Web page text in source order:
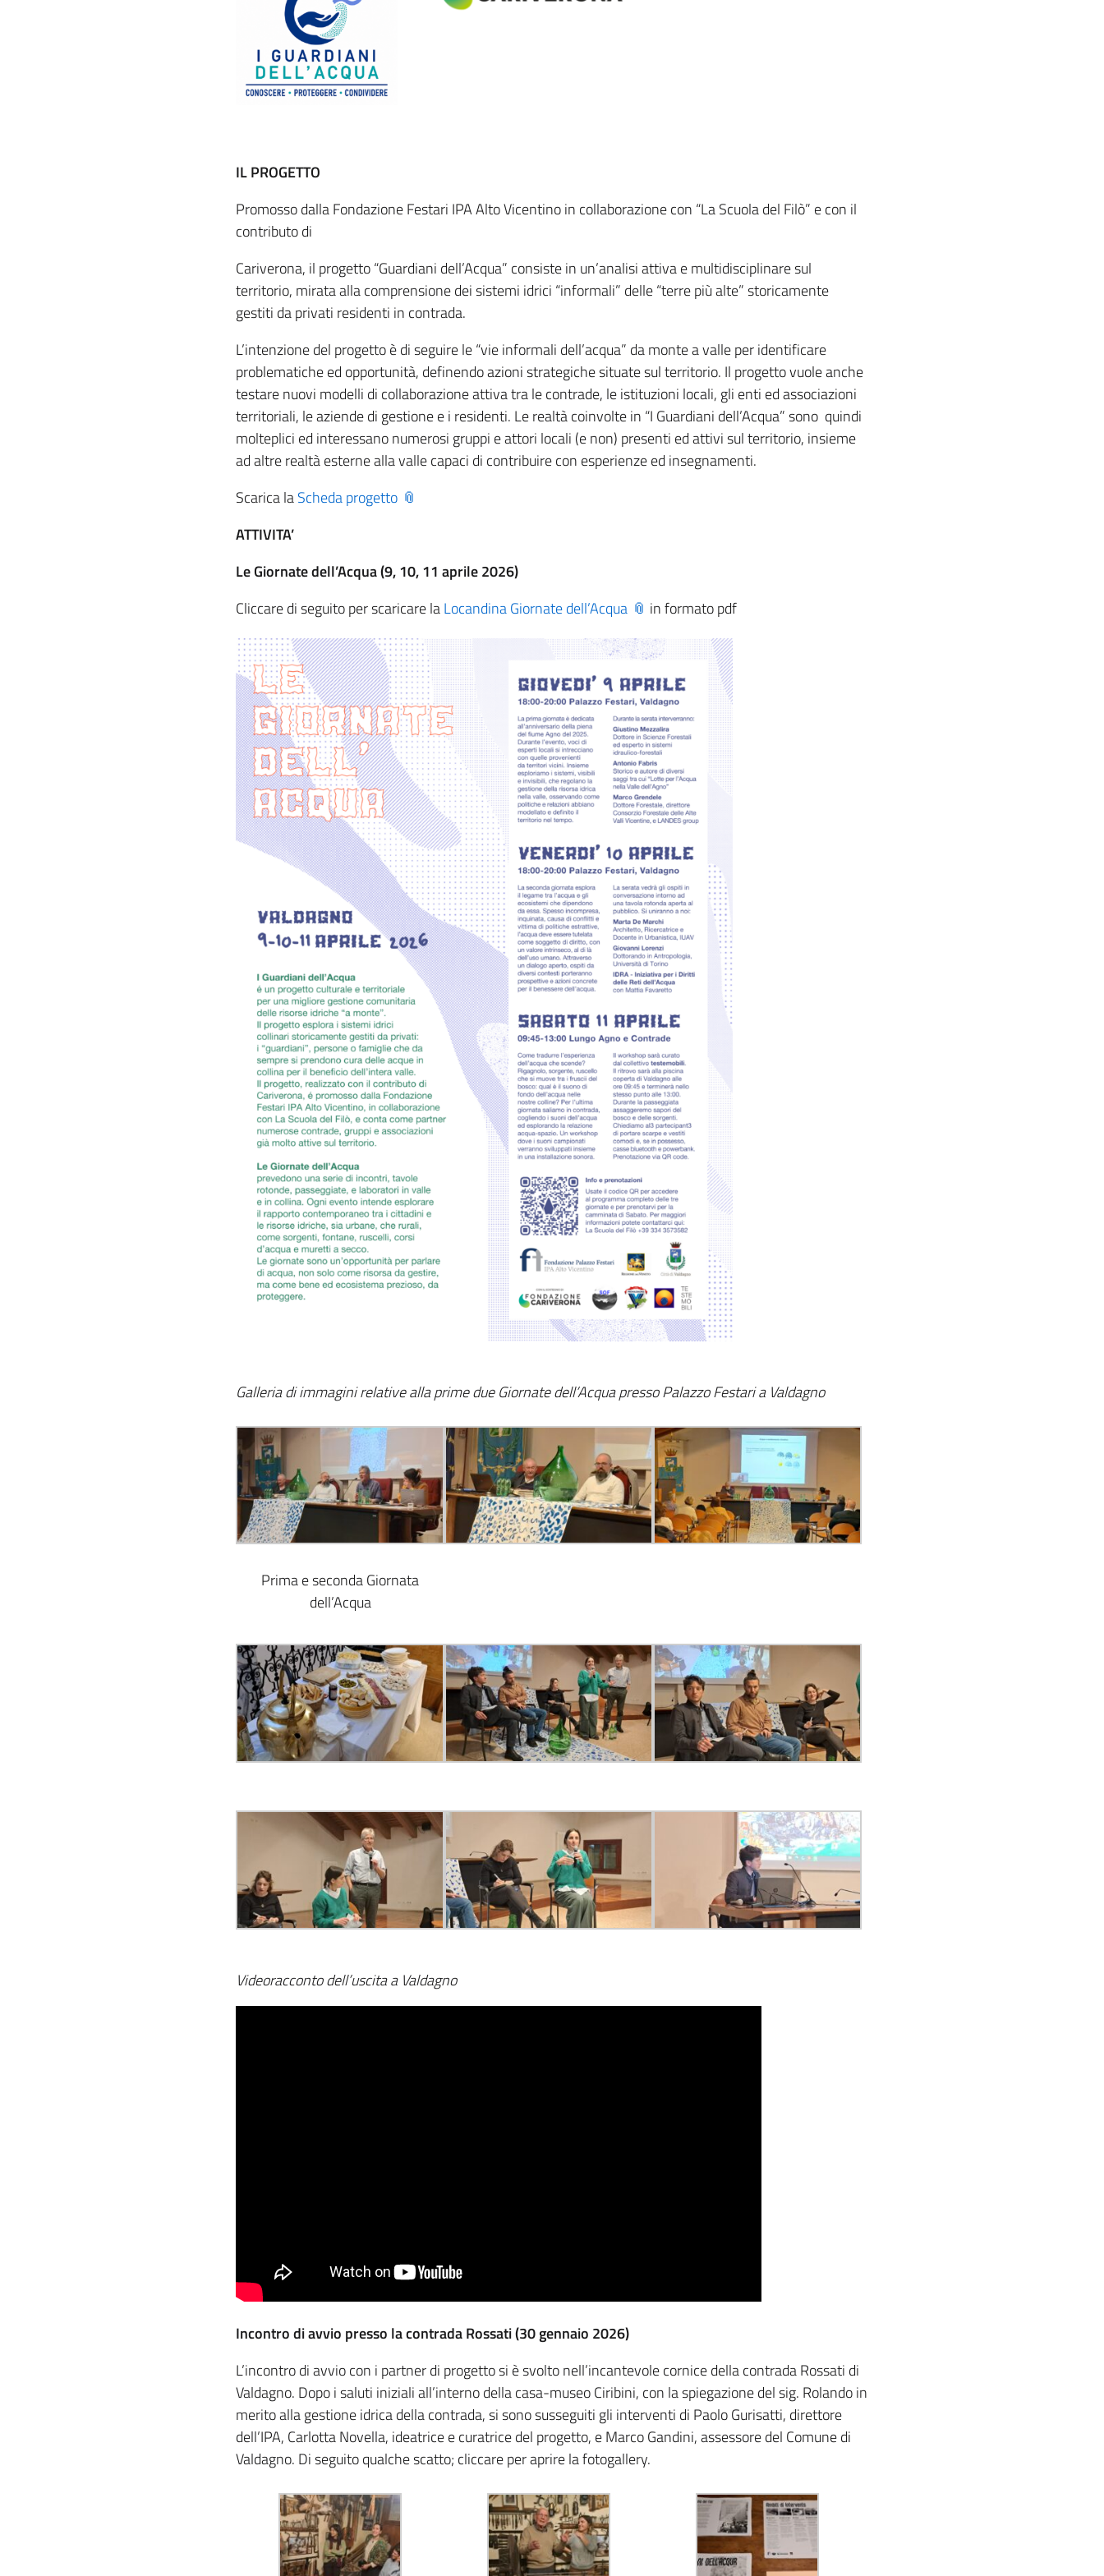
IL PROGETTO
Promosso dalla Fondazione Festari IPA Alto Vicentino in collaborazione con “La Scuola del Filò” e con il
contributo di
Cariverona, il progetto “Guardiani dell’Acqua” consiste in un’analisi attiva e multidisciplinare sul
territorio, mirata alla comprensione dei sistemi idrici “informali” delle “terre più alte” storicamente
gestiti da privati residenti in contrada.
L’intenzione del progetto è di seguire le “vie informali dell’acqua” da monte a valle per identificare
problematiche ed opportunità, definendo azioni strategiche situate sul territorio. Il progetto vuole anche
testare nuovi modelli di collaborazione attiva tra le contrade, le istituzioni locali, gli enti ed associazioni
territoriali, le aziende di gestione e i residenti. Le realtà coinvolte in “I Guardiani dell’Acqua” sono quindi
molteplici ed interessano numerosi gruppi e attori locali (e non) presenti ed attivi sul territorio, insieme
ad altre realtà esterne alla valle capaci di contribuire con esperienze ed insegnamenti.
Scarica laScheda progetto
ATTIVITA’
Le Giornate dell’Acqua (9, 10, 11 aprile 2026)
Cliccare di seguito per scaricare laLocandina Giornate dell’Acqua in formato pdf
Galleria di immagini relative alla prime due Giornate dell’Acqua presso Palazzo Festari a Valdagno
Prima e seconda Giornata
dell’Acqua
Videoracconto dell’uscita a Valdagno
Incontro di avvio presso la contrada Rossati (30 gennaio 2026)
L’incontro di avvio con i partner di progetto si è svolto nell’incantevole cornice della contrada Rossati di
Valdagno. Dopo i saluti iniziali all’interno della casa-museo Ciribini, con la spiegazione del sig. Rolando in
merito alla gestione idrica della contrada, si sono susseguiti gli interventi di Paolo Gurisatti, direttore
dell’IPA, Carlotta Novella, ideatrice e curatrice del progetto, e Marco Gandini, assessore del Comune di
Valdagno. Di seguito qualche scatto; cliccare per aprire la fotogallery.